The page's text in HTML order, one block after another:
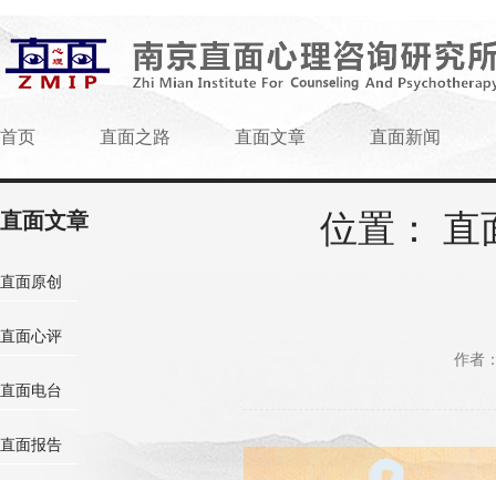
首页 直面之路 直面文章 直面新闻
直面文章
直面原创
直面心评
直面电台
直面报告
位置： 直
作者